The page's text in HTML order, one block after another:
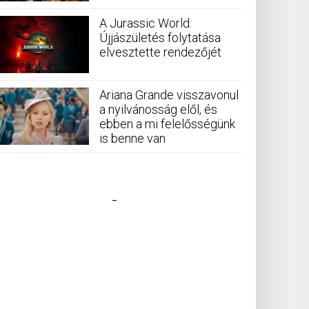
A Jurassic World:
Újjászületés folytatása
elvesztette rendezőjét
Ariana Grande visszavonul
a nyilvánosság elől, és
ebben a mi felelősségünk
is benne van